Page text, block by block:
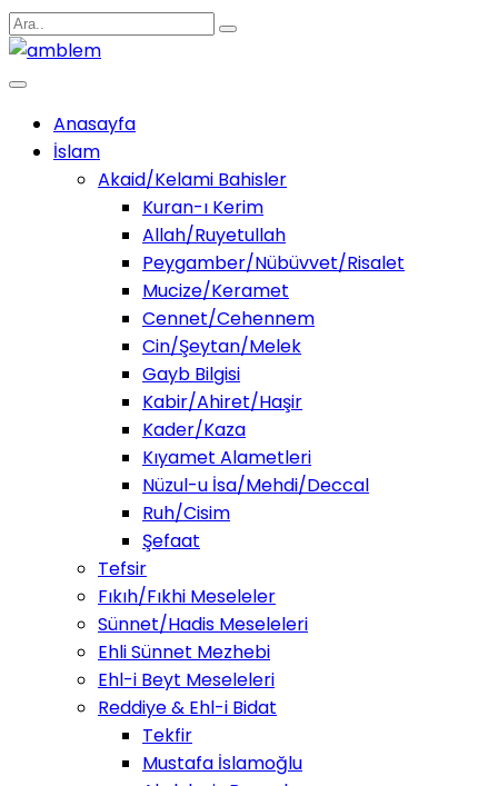
Anasayfa
İslam
Akaid/Kelami Bahisler
Kuran-ı Kerim
Allah/Ruyetullah
Peygamber/Nübüvvet/Risalet
Mucize/Keramet
Cennet/Cehennem
Cin/Şeytan/Melek
Gayb Bilgisi
Kabir/Ahiret/Haşir
Kader/Kaza
Kıyamet Alametleri
Nüzul-u İsa/Mehdi/Deccal
Ruh/Cisim
Şefaat
Tefsir
Fıkıh/Fıkhi Meseleler
Sünnet/Hadis Meseleleri
Ehli Sünnet Mezhebi
Ehl-i Beyt Meseleleri
Reddiye & Ehl-i Bidat
Tekfir
Mustafa İslamoğlu